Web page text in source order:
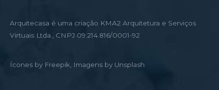
Arquitecasa é uma criação KMA2 Arquitetura e Serviços
Virtuais Ltda., CNPJ 09.214.816/0001-92
Ícones by Freepik, Imagens by Unsplash